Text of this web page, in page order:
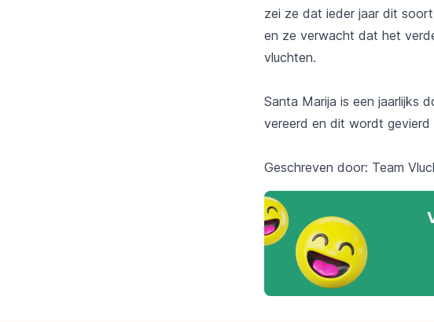
zei ze dat ieder jaar dit
en ze verwacht dat het
vluchten.
Santa Marija is een jaarlijks
vereerd en dit wordt
Geschreven door: Team